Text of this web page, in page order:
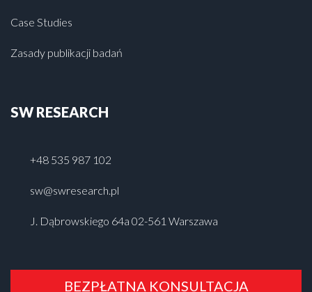
Case Studies
Zasady publikacji badań
SW RESEARCH
+48 535 987 102
sw@swresearch.pl
J. Dąbrowskiego 64a 02-561 Warszawa
BEZPŁATNA KONSULTACJA